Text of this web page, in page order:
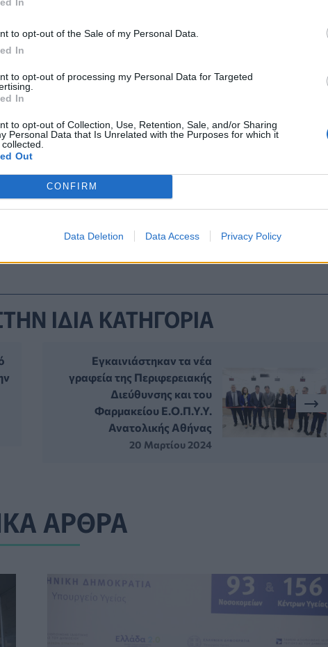
to opt-out of the Sale of my Personal Data.
In
to opt-out of processing my Personal Data for Targeted
In
to opt-out of Collection, Use, Retention, Sale, and/or Sharing
Personal Data that Is Unrelated with the Purposes for which it
Out
CONFIRM
Data Deletion Data Access Privacy Policy
ΑΝΘΥΓΙΕΙΝΗΣ ΕΡΓΑΣΙΑΣ ΝΟΣΟΚΟΜΕΙΑ
ΙΔΙΑ ΚΑΤΗΓΟΡΙΑ
Εγκαινιάστηκαν τα νέα
γραφεία της Περιφερειακής
Διεύθυνσης και του
Φαρμακείου Ε.Ο.Π.Υ.Υ.
Ανατολικής Αθήνας
20 Μαρτίου 2024
ΑΡΘΡΑ